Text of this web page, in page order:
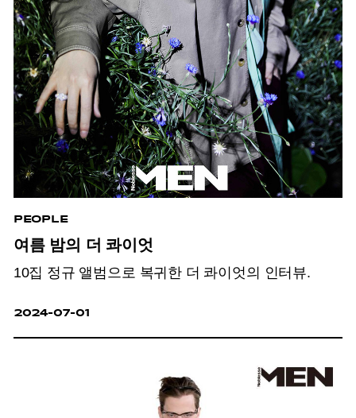
PEOPLE
여름 밤의 더 콰이엇
10집 정규 앨범으로 복귀한 더 콰이엇의 인터뷰.
2024-07-01